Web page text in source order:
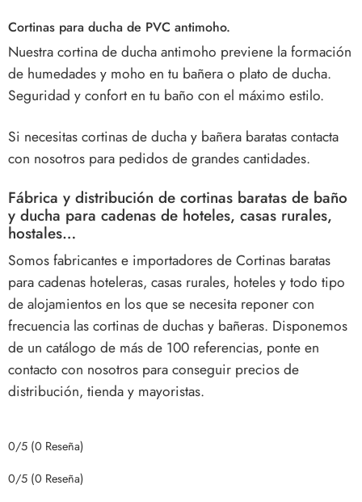
Cortinas para ducha de PVC antimoho.
Nuestra cortina de ducha antimoho previene la formación
de humedades y moho en tu bañera o plato de ducha.
Seguridad y confort en tu baño con el máximo estilo.
Si necesitas cortinas de ducha y bañera baratas contacta
con nosotros para pedidos de grandes cantidades.
Fábrica y distribución de cortinas baratas de baño
y ducha para cadenas de hoteles, casas rurales,
hostales…
Somos fabricantes e importadores de Cortinas baratas
para cadenas hoteleras, casas rurales, hoteles y todo tipo
de alojamientos en los que se necesita reponer con
frecuencia las cortinas de duchas y bañeras. Disponemos
de un catálogo de más de 100 referencias, ponte en
contacto con nosotros para conseguir precios de
distribución, tienda y mayoristas.
0/5 (0 Reseña)
0/5 (0 Reseña)